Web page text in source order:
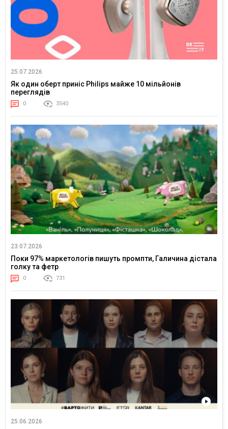
25.07.2026
Як один оберт приніс Philips майже 10 мільйонів
переглядів
0 3540
23.07.2026
Поки 97% маркетологів пишуть промпти, Галичина дістала
голку та фетр
0 731
25.06.2026